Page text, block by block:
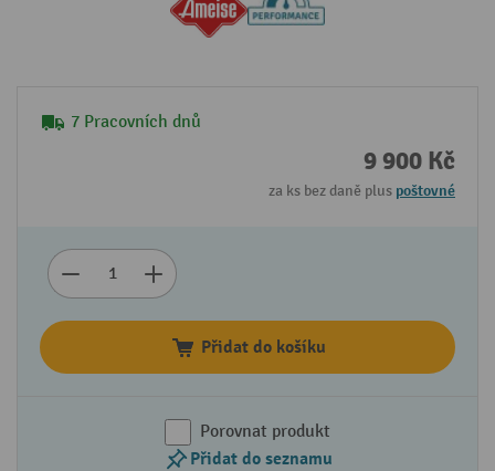
7 Pracovních dnů
9 900 Kč
za ks bez daně plus poštovné
Přidat do košíku
Porovnat produkt
Přidat do seznamu